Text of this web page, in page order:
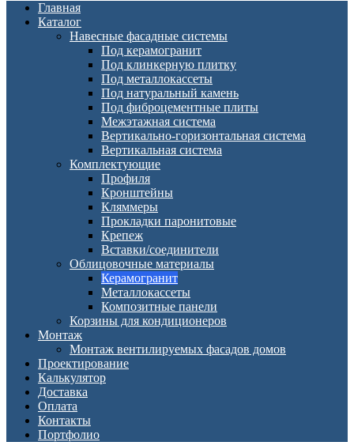
Главная
Каталог
Навесные фасадные системы
Под керамогранит
Под клинкерную плитку
Под металлокассеты
Под натуральный камень
Под фиброцементные плиты
Межэтажная система
Вертикально-горизонтальная система
Вертикальная система
Комплектующие
Профиля
Кронштейны
Кляммеры
Прокладки паронитовые
Крепеж
Вставки/соединители
Облицовочные материалы
Керамогранит
Металлокассеты
Композитные панели
Корзины для кондиционеров
Монтаж
Монтаж вентилируемых фасадов домов
Проектирование
Калькулятор
Доставка
Оплата
Контакты
Портфолио